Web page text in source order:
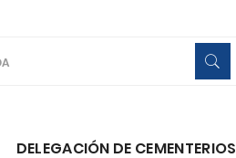
DELEGACIÓN DE CEMENTERIOS